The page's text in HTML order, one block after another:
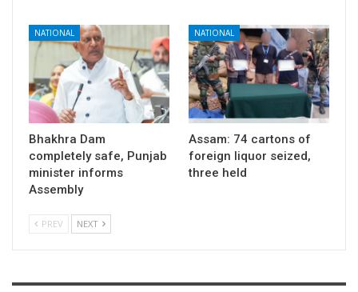
NATIONAL
Bhakhra Dam
completely safe, Punjab
minister informs
Assembly
NATIONAL
Assam: 74 cartons of
foreign liquor seized,
three held
PREV NEXT